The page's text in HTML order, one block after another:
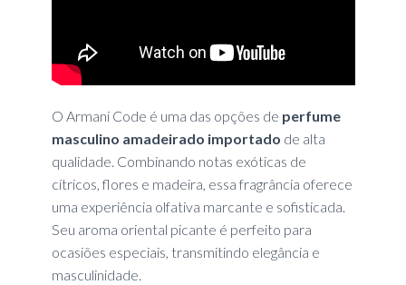
O Armani Code é uma das opções de perfume
masculino amadeirado importado de alta
qualidade. Combinando notas exóticas de
cítricos, flores e madeira, essa fragrância oferece
uma experiência olfativa marcante e sofisticada.
Seu aroma oriental picante é perfeito para
ocasiões especiais, transmitindo elegância e
masculinidade.